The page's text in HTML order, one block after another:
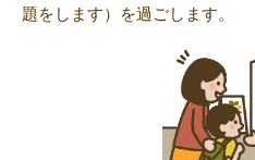
題をします）を過ごします。